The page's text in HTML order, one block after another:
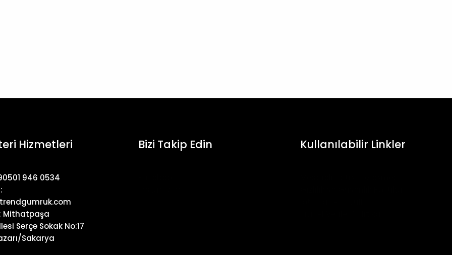
Hizmetleri
946 0534
Mithatpaşa
Serçe Sokak No:17
Sakarya
Bizi Takip Edin Kullanılabilir Linkler